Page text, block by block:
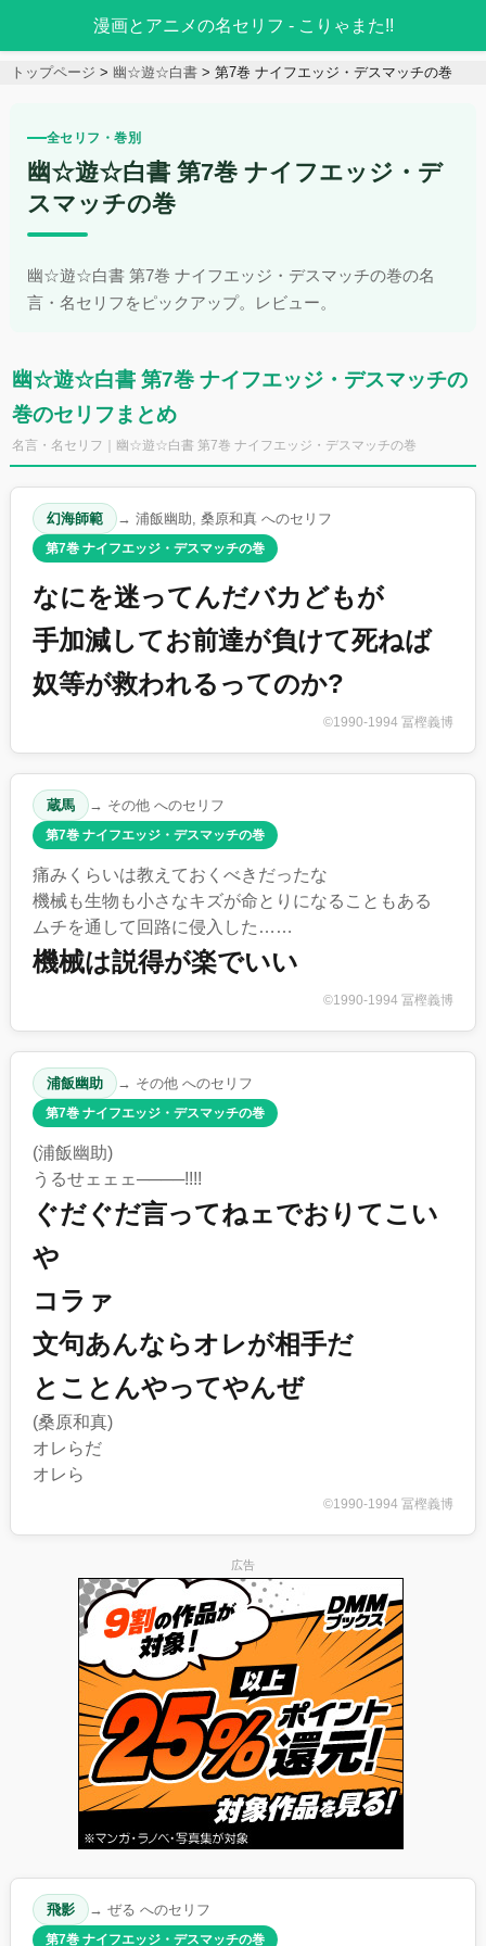
漫画とアニメの名セリフ - こりゃまた!!
トップページ 幽☆遊☆白書 第7巻 ナイフエッジ・デスマッチの巻
全セリフ・巻別
幽☆遊☆白書 第7巻 ナイフエッジ・デ
スマッチの巻
幽☆遊☆白書 第7巻 ナイフエッジ・デスマッチの巻の名
言・名セリフをピックアップ。レビュー。
幽☆遊☆白書 第7巻 ナイフエッジ・デスマッチの
巻のセリフまとめ
名言・名セリフ｜幽☆遊☆白書 第7巻 ナイフエッジ・デスマッチの巻
幻海師範 → 浦飯幽助, 桑原和真 へのセリフ
第7巻 ナイフエッジ・デスマッチの巻
なにを迷ってんだバカどもが
手加減してお前達が負けて死ねば
奴等が救われるってのか?
©1990-1994 冨樫義博
蔵馬 → その他 へのセリフ
第7巻 ナイフエッジ・デスマッチの巻
痛みくらいは教えておくべきだったな
機械も生物も小さなキズが命とりになることもある
ムチを通して回路に侵入した……
機械は説得が楽でいい
©1990-1994 冨樫義博
浦飯幽助 → その他 へのセリフ
第7巻 ナイフエッジ・デスマッチの巻
(浦飯幽助)
うるせェェェ────!!!!
ぐだぐだ言ってねェでおりてこい
や
コラァ
文句あんならオレが相手だ
とことんやってやんぜ
(桑原和真)
オレらだ
オレら
©1990-1994 冨樫義博
広告
飛影 → ぜる へのセリフ
第7巻 ナイフエッジ・デスマッチの巻